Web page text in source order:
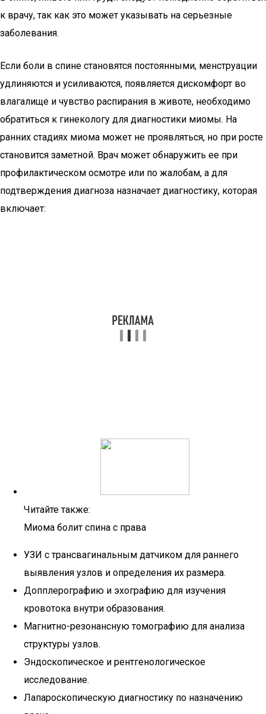
к врачу, так как это может указывать на серьезные
заболевания.
Если боли в спине становятся постоянными, менструации
удлиняются и усиливаются, появляется дискомфорт во
влагалище и чувство распирания в животе, необходимо
обратиться к гинекологу для диагностики миомы. На
ранних стадиях миома может не проявляться, но при росте
становится заметной. Врач может обнаружить ее при
профилактическом осмотре или по жалобам, а для
подтверждения диагноза назначает диагностику, которая
включает:
Читайте также:
Миома болит спина с права
УЗИ с трансвагинальным датчиком для раннего
выявления узлов и определения их размера.
Допплерографию и эхографию для изучения
кровотока внутри образования.
Магнитно-резонансную томографию для анализа
структуры узлов.
Эндоскопическое и рентгенологическое
исследование.
Лапароскопическую диагностику по назначению